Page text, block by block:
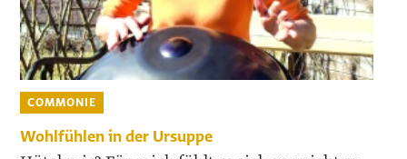
COMMONIE
Wohlfühlen in der Ursuppe